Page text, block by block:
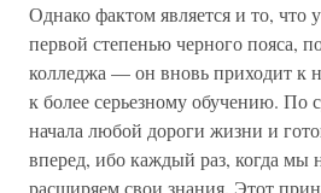
Однако фактом является и то,
первой степенью черного пояса,
колледжа — он вновь приходит к
к более серьезному обучению. По
начала любой дороги жизни и
вперед, ибо каждый раз, когда мы
расширяем свои знания. Этот